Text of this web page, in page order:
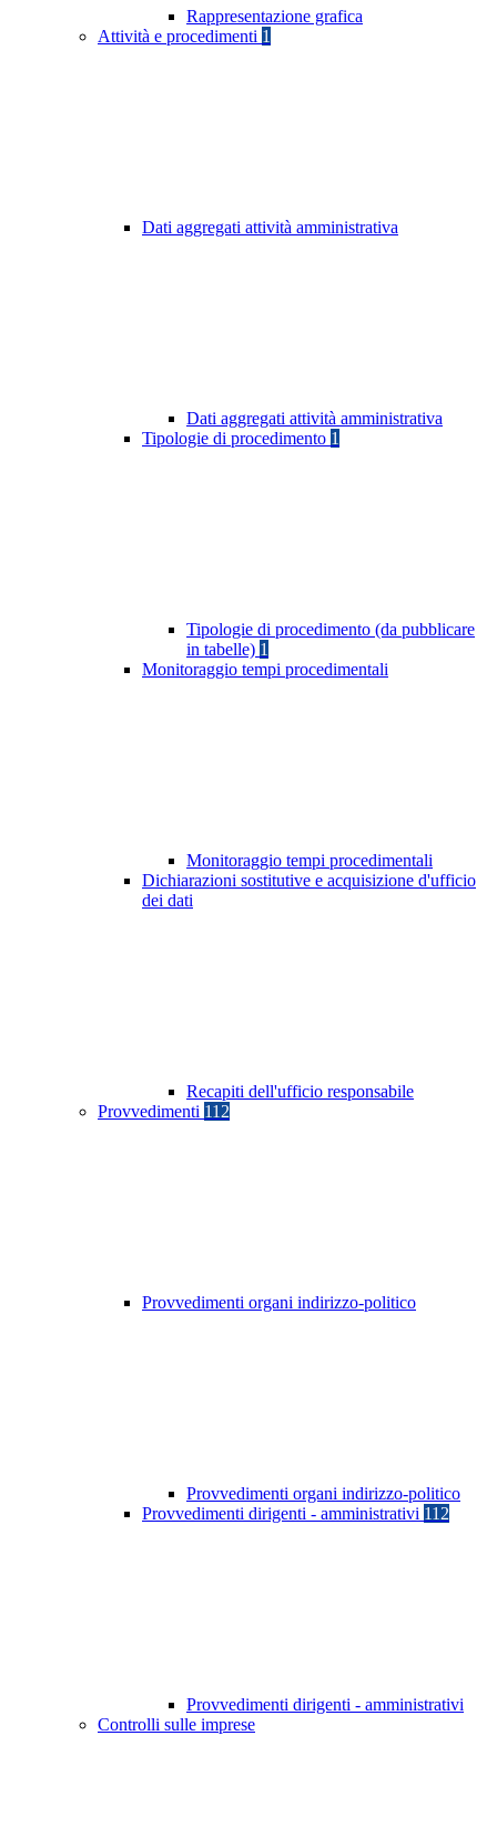
Rappresentazione grafica
Attività e procedimenti 1
Dati aggregati attività amministrativa
Dati aggregati attività amministrativa
Tipologie di procedimento 1
Tipologie di procedimento (da pubblicare
in tabelle) 1
Monitoraggio tempi procedimentali
Monitoraggio tempi procedimentali
Dichiarazioni sostitutive e acquisizione d'ufficio
dei dati
Recapiti dell'ufficio responsabile
Provvedimenti 112
Provvedimenti organi indirizzo-politico
Provvedimenti organi indirizzo-politico
Provvedimenti dirigenti - amministrativi 112
Provvedimenti dirigenti - amministrativi
Controlli sulle imprese